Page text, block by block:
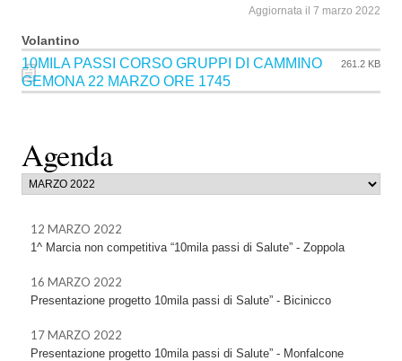
Agenda
12 MARZO 2022
1^ Marcia non competitiva “10mila passi di Salute” - Zoppola
16 MARZO 2022
Presentazione progetto 10mila passi di Salute” - Bicinicco
17 MARZO 2022
Presentazione progetto 10mila passi di Salute” - Monfalcone
Aggiornata il 7 marzo 2022
Volantino
10MILA PASSI CORSO GRUPPI DI CAMMINO
GEMONA 22 MARZO ORE 1745
261.2 KB